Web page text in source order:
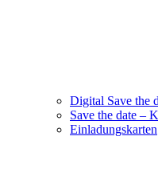
Digital Save the
Save the date –
Einladungskarten